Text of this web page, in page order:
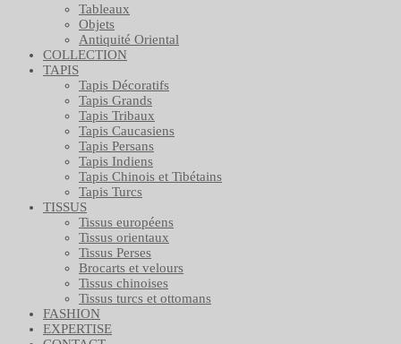
Tableaux
Objets
Antiquité Oriental
COLLECTION
TAPIS
Tapis Décoratifs
Tapis Grands
Tapis Tribaux
Tapis Caucasiens
Tapis Persans
Tapis Indiens
Tapis Chinois et Tibétains
Tapis Turcs
TISSUS
Tissus européens
Tissus orientaux
Tissus Perses
Brocarts et velours
Tissus chinoises
Tissus turcs et ottomans
FASHION
EXPERTISE